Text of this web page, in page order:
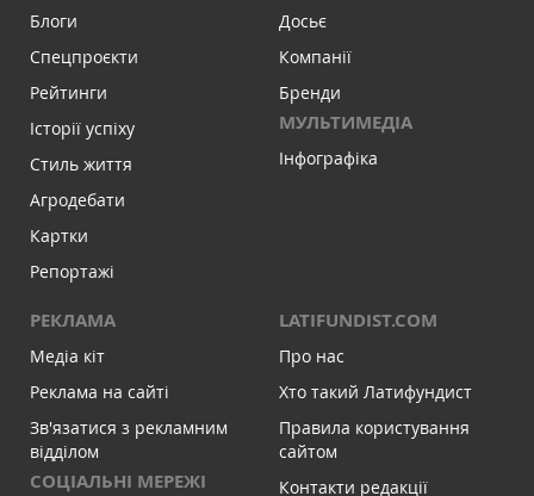
Блоги
Спецпроєкти
Рейтинги
Історії успіху
Стиль життя
Агродебати
Картки
Репортажі
Досьє
Компанії
Бренди
МУЛЬТИМЕДІА
Інфографіка
РЕКЛАМА
Медіа кіт
Реклама на сайті
Зв'язатися з рекламним
відділом
СОЦІАЛЬНІ МЕРЕЖІ
LATIFUNDIST.COM
Про нас
Хто такий Латифундист
Правила користування
сайтом
Контакти редакції